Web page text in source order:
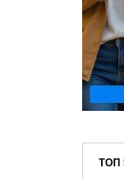
ТОП